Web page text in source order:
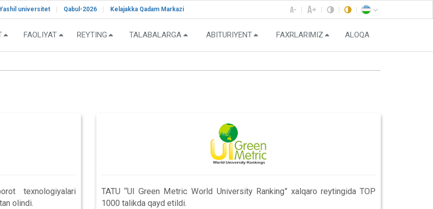
universitet Qabul-2026 Kelajakka Qadam Markazi
FAOLIYAT REYTING TALABALARGA ABITURIYENT FAXRLARIMIZ ALOQA
texnologiyalari
olindi.
TATU “UI Green Metric World University Ranking” xalqaro reytingida TOP
1000 talikda qayd etildi.